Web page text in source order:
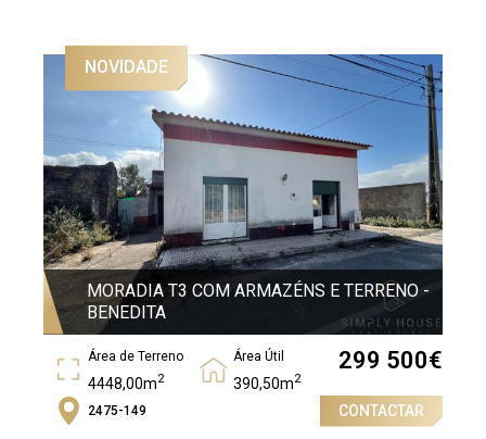
NOVIDADE
MORADIA T3 COM ARMAZÉNS E TERRENO -
BENEDITA
Área de Terreno
4448,00m2
Área Útil
390,50m2
Área Bruta
299 500€
2475-149 CONTACTAR